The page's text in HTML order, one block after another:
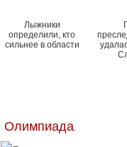
Лыжники
определили, кто
сильнее в области
Олимпиада.